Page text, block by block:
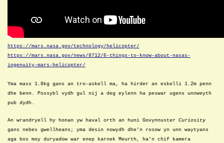
https://mars.nasa.gov/technology/helicopter/
https://mars.nasa.gov/news/8712/6-things-to-know-about-nasas-
ingenuity-mars-helicopter/
Yma mass 1.8kg gans an tro-askell ma, ha hirder an eskelli 1.2m penn
dhe benn. Possybl vydh gul nij a deg eylenn ha peswar ugens unnweyth
pub dydh.
An wrandryell hy honan yw haval orth an huni Govynnuster Curiosity
gans nebes gwellheans; yma desin nowydh dhe’n rosow yn unn waytyans
aga bos moy duryadow war enep karnek Meurth, ha’n chif kamera